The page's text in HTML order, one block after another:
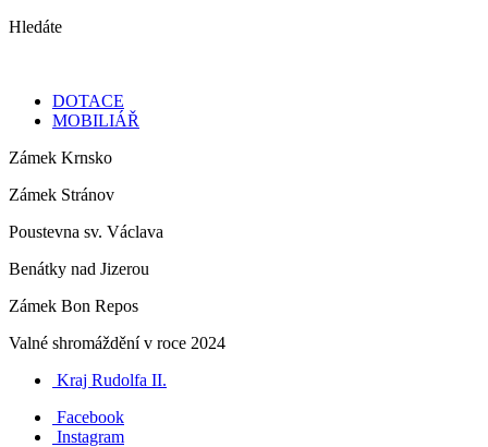
Hledáte
DOTACE
MOBILIÁŘ
Zámek Krnsko
Zámek Stránov
Poustevna sv. Václava
Benátky nad Jizerou
Zámek Bon Repos
Valné shromáždění v roce 2024
Kraj Rudolfa II.
Facebook
Instagram